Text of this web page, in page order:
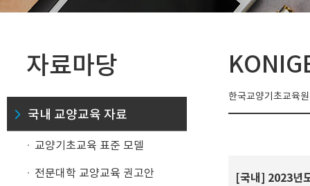
자료마당
국내 교양교육 자료
교양기초교육 표준 모델
전문대학 교양교육 권고안
한국교양기초교육
[국내] 2023년